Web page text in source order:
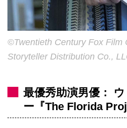
©Twentieth Century Fox Film
Storyteller Distribution Co.,
最優秀助演男優：
ー『The Florida